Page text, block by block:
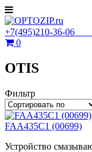
+7(495)210-36-
0
OTIS
Фильтр
FAA435C1 (00699)
Устройство